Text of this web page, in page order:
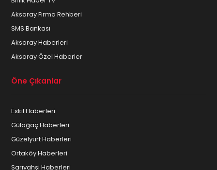
Aksaray Firma Rehberi
SMS Bankası
Aksaray Haberleri
Aksaray Özel Haberler
Öne Çıkanlar
Eskil Haberleri
Gülağaç Haberleri
Güzelyurt Haberleri
Ortaköy Haberleri
Sarıyahşi Haberleri